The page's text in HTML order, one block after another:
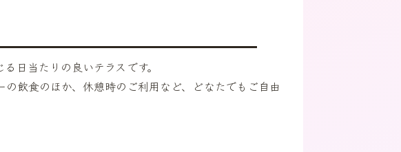
日当たりの良いテラスです。
飲食のほか、休憩時のご利用など、どなたでもご自由